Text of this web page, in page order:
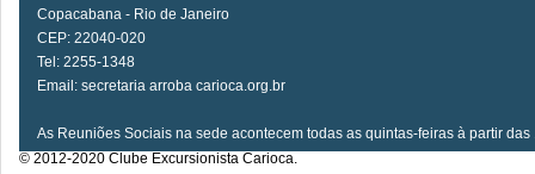
Copacabana - Rio de Janeiro
CEP: 22040-020
Tel: 2255-1348
Email: secretaria arroba carioca.org.br
As Reuniões Sociais na sede acontecem todas as quintas-feiras à partir das
© 2012-2020 Clube Excursionista Carioca.